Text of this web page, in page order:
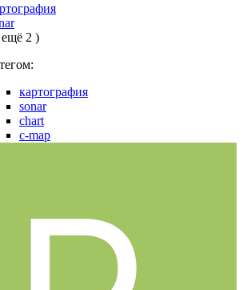
2 )
картография
sonar
chart
c-map